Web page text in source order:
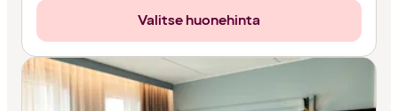
Valitse huonehinta